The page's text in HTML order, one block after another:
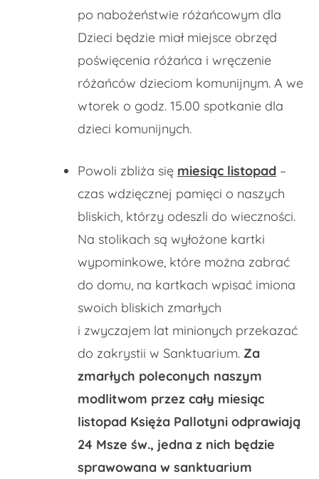
po nabożeństwie różańcowym dla
Dzieci będzie miał miejsce obrzęd
poświęcenia różańca i wręczenie
różańców dzieciom komunijnym. A we
wtorek o godz. 15.00 spotkanie dla
dzieci komunijnych.
Powoli zbliża się miesiąc listopad –
czas wdzięcznej pamięci o naszych
bliskich, którzy odeszli do wieczności.
Na stolikach są wyłożone kartki
wypominkowe, które można zabrać
do domu, na kartkach wpisać imiona
swoich bliskich zmarłych
i zwyczajem lat minionych przekazać
do zakrystii w Sanktuarium. Za
zmarłych poleconych naszym
modlitwom przez cały miesiąc
listopad Księża Pallotyni odprawiają
24 Msze św., jedna z nich będzie
sprawowana w sanktuarium